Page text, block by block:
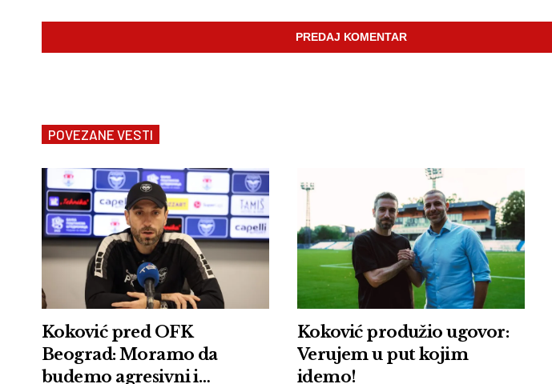
POVEZANE VESTI
Koković pred OFK
Beograd: Moramo da
budemo agresivni i
Koković produžio ugovor:
Verujem u put kojim
idemo!